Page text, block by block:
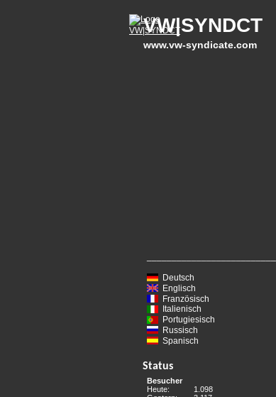
VW|SYNDCT
www.vw-syndicate.com
Deutsch
Englisch
Französisch
Italienisch
Portugiesisch
Russisch
Spanisch
Status
Besucher
Heute:
1.098